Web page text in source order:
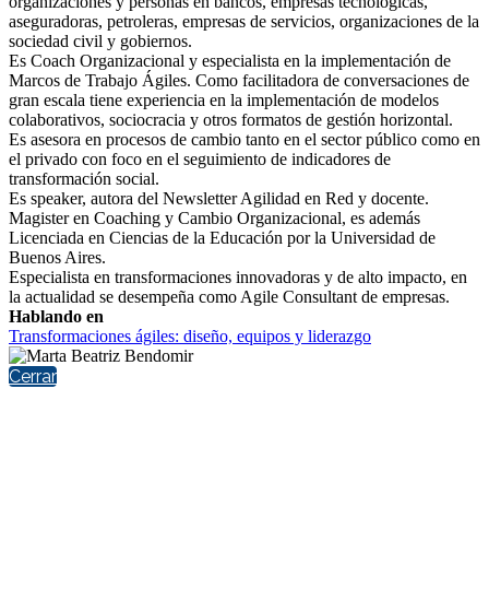
aseguradoras, petroleras, empresas de servicios, organizaciones de la
sociedad civil y gobiernos.
Es Coach Organizacional y especialista en la implementación de
Marcos de Trabajo Ágiles. Como facilitadora de conversaciones de
gran escala tiene experiencia en la implementación de modelos
colaborativos, sociocracia y otros formatos de gestión horizontal.
Es asesora en procesos de cambio tanto en el sector público como en
el privado con foco en el seguimiento de indicadores de
transformación social.
Es speaker, autora del Newsletter Agilidad en Red y docente.
Magister en Coaching y Cambio Organizacional, es además
Licenciada en Ciencias de la Educación por la Universidad de
Buenos Aires.
Especialista en transformaciones innovadoras y de alto impacto, en
la actualidad se desempeña como Agile Consultant de empresas.
Hablando en
Transformaciones ágiles: diseño, equipos y liderazgo
Cerrar